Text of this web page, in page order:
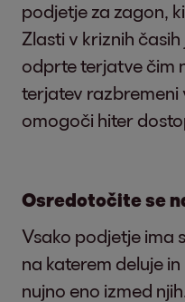
podjetje za zagon,
Zlasti v kriznih
odprte terjatve čim
terjatev razbremeni
omogoči hiter
Osredotočite se
Vsako podjetje ima
na katerem deluje
nujno eno izmed